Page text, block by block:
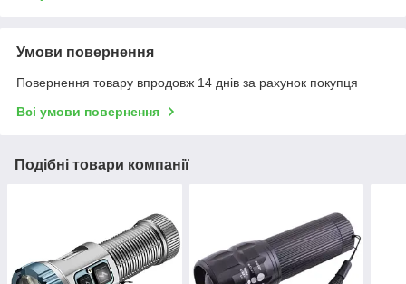
Умови повернення
Повернення товару впродовж 14 днів за рахунок покупця
Всі умови повернення
Подібні товари компанії